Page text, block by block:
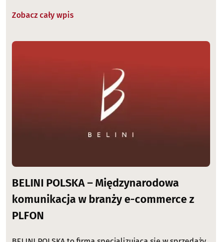
Zobacz cały wpis
Image
BELINI POLSKA – Międzynarodowa
komunikacja w branży e-commerce z
PLFON